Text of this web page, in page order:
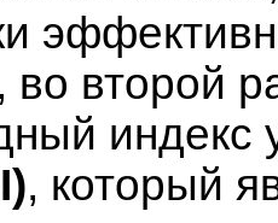
второй
индекс
, который